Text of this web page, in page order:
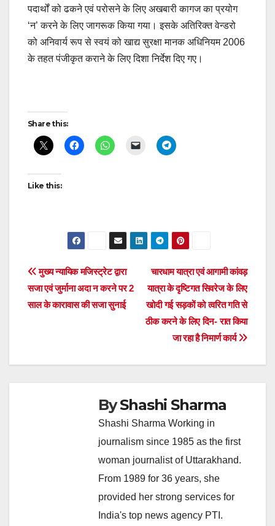
पदार्थों को ढकने एवं परोसने के लिए अखबारी कागज का प्रयोग
‘न’ करने के लिए जागरूक किया गया। इसके अतिरिक्त वेन्डरो
को अनिवार्य रूप से स्वयं को खाद्य सुरक्षा मानक अधिनियम 2006
के तहत पंजीकृत कराने के लिए दिशा निर्देश दिए गए।
Post
navigation
Share this:
Like this:
Post
navigation
चारधाम यात्रा एवं आगामी कांवड़
यात्रा के दृष्टिगत सिवरेज के लिए
खोदी गई सड़कों को त्वरित गति से
ठीक करने के लिए दिन- रात किया
जा रहा है निमार्ण कार्य
मुख्य न्यायिक मजिस्ट्रेट द्वारा
सजा एवं जुर्माना अदा न करने पर 2
साल के कारावास की सजा सुनाई
ByShashi Sharma
Shashi Sharma Working in
journalism since 1985 as the first
woman journalist of Uttarakhand.
From 1989 for 36 years, she
provided her strong services for
India's top news agency PTI.